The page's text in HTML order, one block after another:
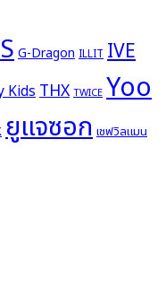
G-Dragon ILLIT IVE
KidsTHX TWICE Yoo
ยูแจซอก เชฟวิลแมน